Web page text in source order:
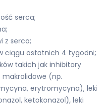
serca;
z serca;
ciągu ostatnich 4 tygodni;
takich jak inhibitory
makrolidowe (np.
erytromycyna), leki
ketokonazol), leki